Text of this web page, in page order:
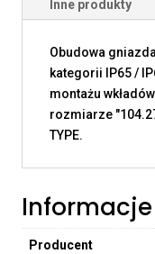
Inne produkty
Obudowa
kategorii IP65 /
montażu
rozmiarze
TYPE.
Producent